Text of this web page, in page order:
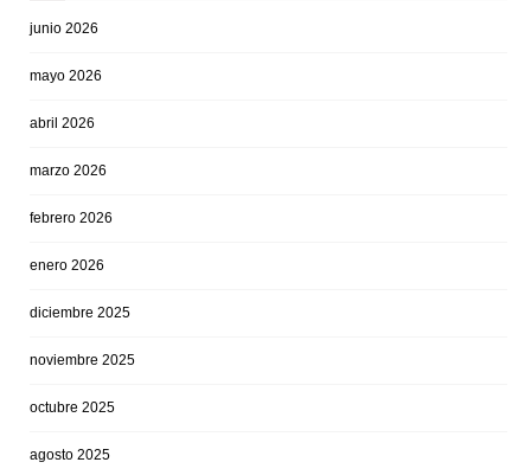
junio 2026
mayo 2026
abril 2026
marzo 2026
febrero 2026
enero 2026
diciembre 2025
noviembre 2025
octubre 2025
agosto 2025